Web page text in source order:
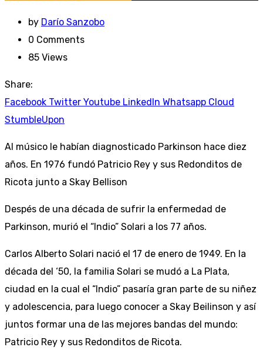
by Darío Sanzobo
0 Comments
85 Views
Share:
Facebook Twitter Youtube LinkedIn Whatsapp Cloud
StumbleUpon
Al músico le habían diagnosticado Parkinson hace diez
años. En 1976 fundó Patricio Rey y sus Redonditos de
Ricota junto a Skay Bellison
Despés de una década de sufrir la enfermedad de
Parkinson, murió el “Indio” Solari a los 77 años.
Carlos Alberto Solari nació el 17 de enero de 1949. En la
década del ‘50, la familia Solari se mudó a La Plata,
ciudad en la cual el “Indio” pasaría gran parte de su niñez
y adolescencia, para luego conocer a Skay Beilinson y así
juntos formar una de las mejores bandas del mundo:
Patricio Rey y sus Redonditos de Ricota.